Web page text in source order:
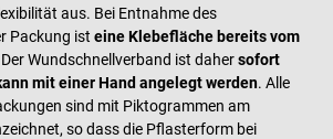
aus. Bei Entnahme des
Packung ist eine Klebefläche bereits vom
Der Wundschnellverband ist dahersofort
mit einer Hand angelegt werden. Alle
sind mit Piktogrammen am
so dass die Pflasterform bei